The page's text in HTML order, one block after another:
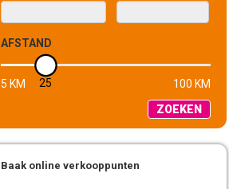
AFSTAND
5 KM 25
100 KM
ZOEKEN
Baak online verkooppunten